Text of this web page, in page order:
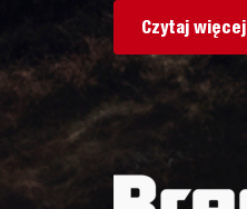
Czytaj więcej